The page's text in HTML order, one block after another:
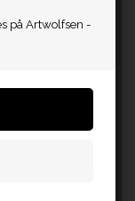
på Artwolfsen -